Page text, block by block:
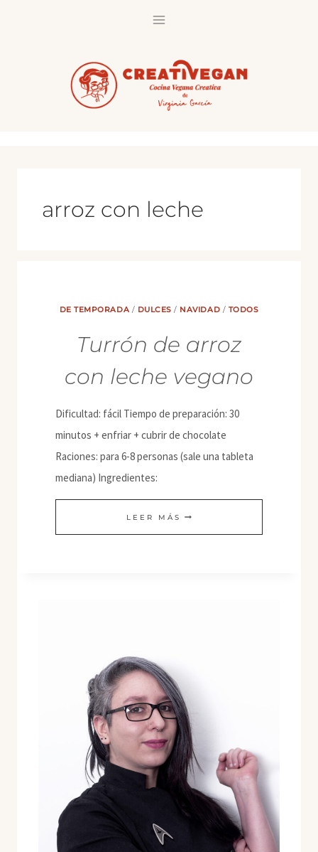
arroz con leche
DE TEMPORADA / DULCES / NAVIDAD / TODOS
Turrón de arroz
con leche vegano
Dificultad: fácil Tiempo de preparación: 30
minutos + enfriar + cubrir de chocolate
Raciones: para 6-8 personas (sale una tableta
mediana) Ingredientes:
LEER MÁS TURRÓN
DE